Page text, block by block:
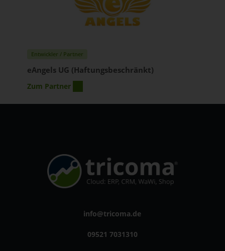
Entwickler / Partner
eAngels UG (Haftungsbeschränkt)
Zum Partner
info@tricoma.de
09521 7031310